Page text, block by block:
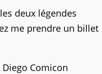
deux légendes
me prendre un billet
Comicon